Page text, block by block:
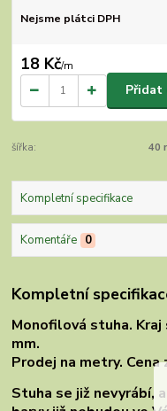
Nejsme plátci DPH
18 Kč/m
Přidat
šířka: 40
Kompletní specifikace
Komentáře 0
Kompletní
Monofilová stuha.
mm.
Prodej na metry. Cena
Stuha se již nevyrábí,